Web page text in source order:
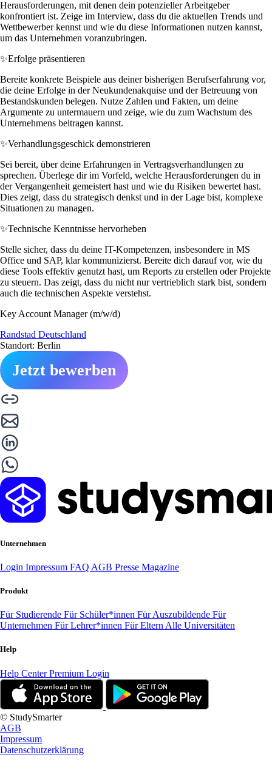
Herausforderungen, mit denen dein potenzieller Arbeitgeber
konfrontiert ist. Zeige im Interview, dass du die aktuellen Trends und
Wettbewerber kennst und wie du diese Informationen nutzen kannst,
um das Unternehmen voranzubringen.
✨Erfolge präsentieren
Bereite konkrete Beispiele aus deiner bisherigen Berufserfahrung vor,
die deine Erfolge in der Neukundenakquise und der Betreuung von
Bestandskunden belegen. Nutze Zahlen und Fakten, um deine
Argumente zu untermauern und zeige, wie du zum Wachstum des
Unternehmens beitragen kannst.
✨Verhandlungsgeschick demonstrieren
Sei bereit, über deine Erfahrungen in Vertragsverhandlungen zu
sprechen. Überlege dir im Vorfeld, welche Herausforderungen du in
der Vergangenheit gemeistert hast und wie du Risiken bewertet hast.
Dies zeigt, dass du strategisch denkst und in der Lage bist, komplexe
Situationen zu managen.
✨Technische Kenntnisse hervorheben
Stelle sicher, dass du deine IT-Kompetenzen, insbesondere in MS
Office und SAP, klar kommunizierst. Bereite dich darauf vor, wie du
diese Tools effektiv genutzt hast, um Reports zu erstellen oder Projekte
zu steuern. Das zeigt, dass du nicht nur vertrieblich stark bist, sondern
auch die technischen Aspekte verstehst.
Key Account Manager (m/w/d)
Randstad Deutschland
Standort: Berlin
Jetzt bewerben
Unternehmen
Login Impressum FAQ AGB Presse Magazine
Produkt
Für Studierende Für Schüler*innen Für Auszubildende Für
Unternehmen Für Lehrer*innen Für Eltern Alle Universitäten
Help
Help CenterPremium Login
© StudySmarter
AGB
Impressum
Datenschutzerklärung